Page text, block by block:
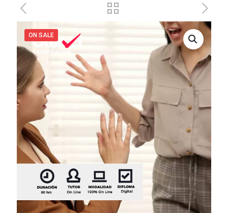
ON SALE